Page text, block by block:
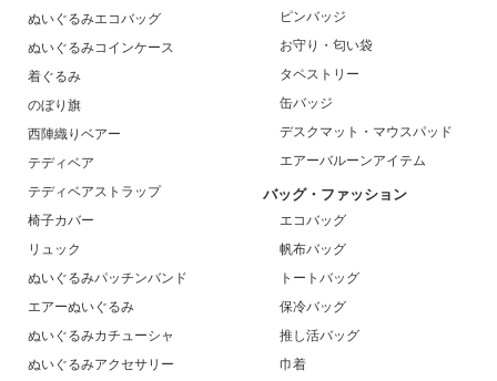
ぬいぐるみエコバッグ
ぬいぐるみコインケース
着ぐるみ
のぼり旗
西陣織りベアー
テディベア
テディベアストラップ
椅子カバー
リュック
ぬいぐるみパッチンバンド
エアーぬいぐるみ
ぬいぐるみカチューシャ
ぬいぐるみアクセサリー
ピンバッジ
お守り・匂い袋
タペストリー
缶バッジ
デスクマット・マウスパッド
エアーバルーンアイテム
バッグ・ファッション
エコバッグ
帆布バッグ
トートバッグ
保冷バッグ
推し活バッグ
巾着